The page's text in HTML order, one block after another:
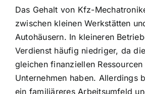
Das Gehalt von Kfz-
zwischen kleinen Werkstätten
Autohäusern. In kleineren
Verdienst häufig niedriger, da
gleichen finanziellen
Unternehmen haben. Allerdings
ein familiäreres Arbeitsumfeld